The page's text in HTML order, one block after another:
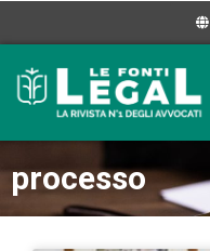
processo